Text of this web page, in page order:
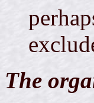
The